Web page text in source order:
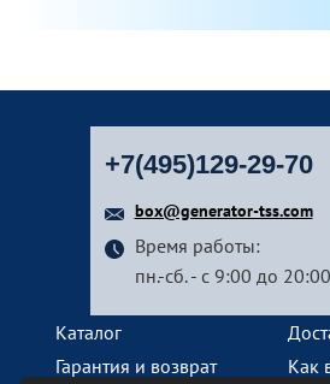
+7(495)129-29-70
box@generator-tss.com
Время работы:
пн.-сб. - с 9:00 до 20:00
Каталог
Гарантия и возврат
Как